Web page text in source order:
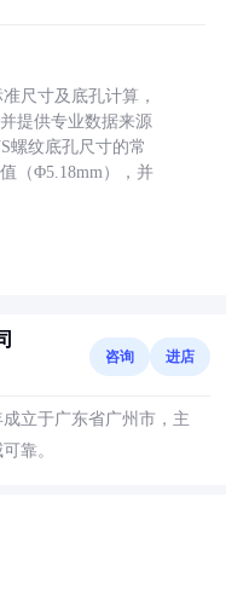
尺寸及底孔计算，
提供专业数据来源
螺纹底孔尺寸的常
（Φ5.18mm），并
咨询 进店
立于广东省广州市，主
靠。